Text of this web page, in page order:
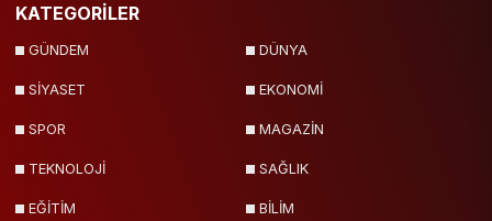
KATEGORİLER
GÜNDEM DÜNYA
SİYASET EKONOMİ
SPOR MAGAZİN
TEKNOLOJİ SAĞLIK
EĞİTİM BİLİM